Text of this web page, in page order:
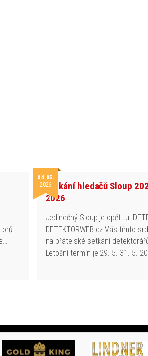
04.05.
2026Setkání hledačů Sloup
2026
Jedinečný Sloup je opět tu!
DETEKTORWEB.cz Vás tímto
na přátelské setkání
Letošní termín je 29. 5.-31. 5.